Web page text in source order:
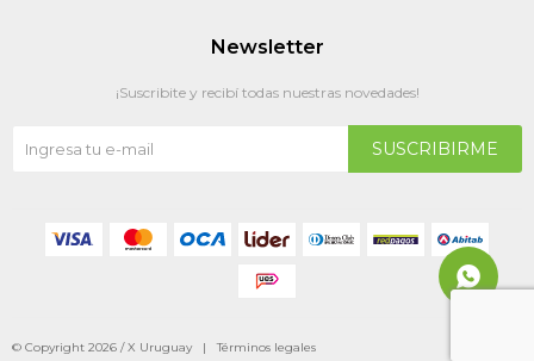
Newsletter
¡Suscribite y recibí todas nuestras novedades!
SUSCRIBIRME
© Copyright 2026 / X Uruguay |Términos legales